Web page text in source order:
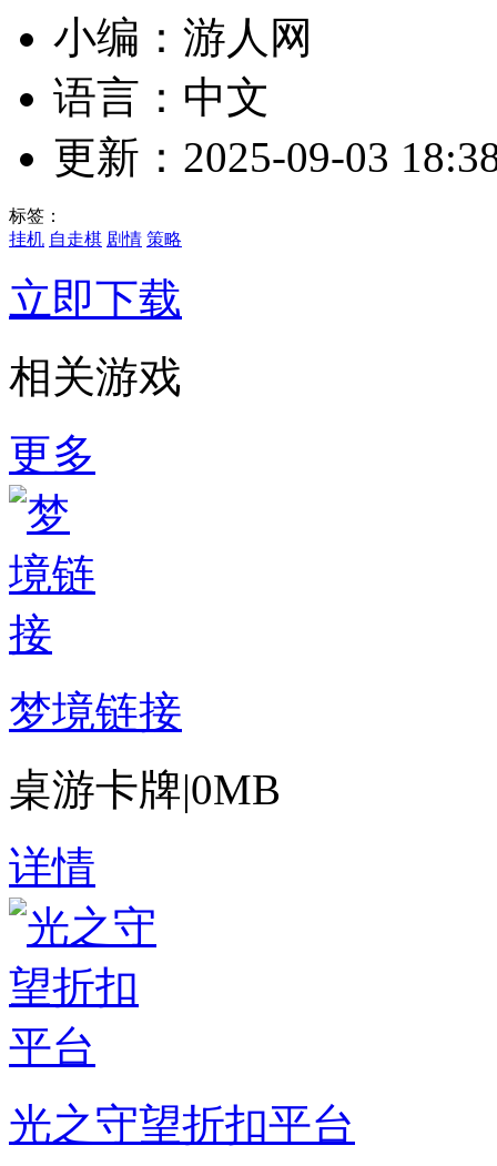
小编：游人网
语言：中文
更新：2025-09-03
标签：
挂机 自走棋 剧情 策略
立即下载
相关游戏
更多
梦境链接
桌游卡牌|0MB
详情
光之守望折扣平台